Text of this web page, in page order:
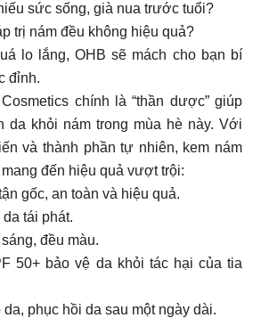
sức sống, già nua trước tuổi?
trị nám đều không hiệu quả?
lo lắng, OHB sẽ mách cho bạn bí
đỉnh.
chính là “thần dược” giúp
da khỏi nám trong mùa hè này. Với
và thành phần tự nhiên, kem nám
đến hiệu quả vượt trội:
gốc, an toàn và hiệu quả.
tái phát.
đều màu.
50+ bảo vệ da khỏi tác hại của tia
da, phục hồi da sau một ngày dài.